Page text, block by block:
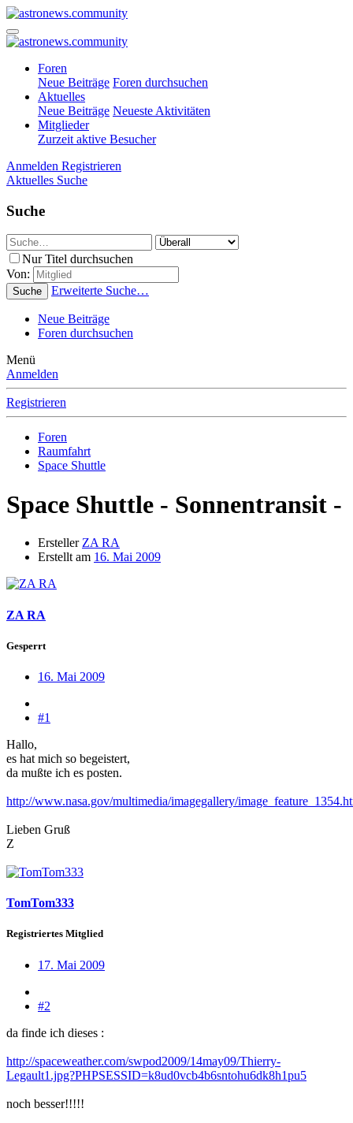
Foren
Neue Beiträge Foren durchsuchen
Aktuelles
Neue Beiträge Neueste Aktivitäten
Mitglieder
Zurzeit aktive Besucher
Anmelden Registrieren
Aktuelles Suche
Suche
Nur Titel durchsuchen
Von:
Suche Erweiterte Suche…
Neue Beiträge
Foren durchsuchen
Menü
Anmelden
Registrieren
Foren
Raumfahrt
Space Shuttle
Space Shuttle - Sonnentransit -
Ersteller ZA RA
Erstellt am 16. Mai 2009
ZA RA
Gesperrt
16. Mai 2009
#1
Hallo,
es hat mich so begeistert,
da mußte ich es posten.
http://www.nasa.gov/multimedia/imagegallery/
Lieben Gruß
Z
TomTom333
Registriertes Mitglied
17. Mai 2009
#2
da finde ich dieses :
http://spaceweather.com/swpod2009/14may09/Thierry-
Legault1.jpg?PHPSESSID=k8ud0vcb4b6sntohu6dk8h1pu5
noch besser!!!!!